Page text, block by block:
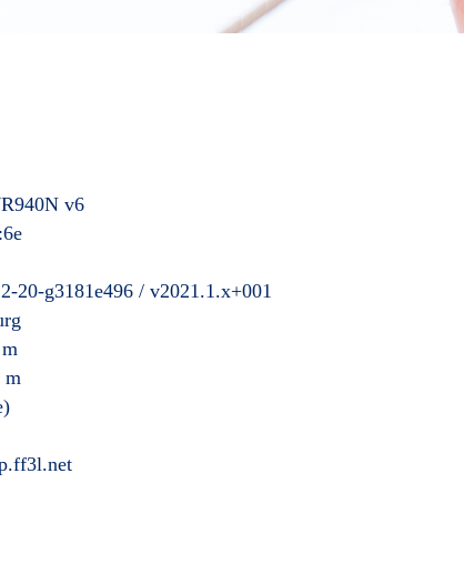
v6
20-g3181e496 / v2021.1.x+001
m